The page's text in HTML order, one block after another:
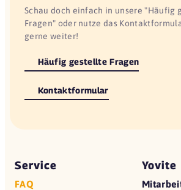
Schau doch einfach in unsere "Häufig
Fragen" oder nutze das
gerne weiter!
Häufig gestellte Fragen
Kontaktformular
Service
FAQ
Yovite